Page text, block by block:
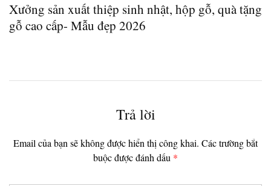
Xưởng sản xuất thiệp sinh nhật, hộp gỗ, quà tặng
gỗ cao cấp- Mẫu đẹp 2026
Trả lời
Email của bạn sẽ không được hiển thị công khai. Các trường bắt
buộc được đánh dấu *